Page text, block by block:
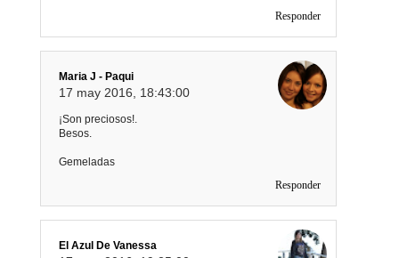
Responder
Maria J - Paqui
17 may 2016, 18:43:00
¡Son preciosos!.
Besos.
Gemeladas
Responder
El Azul De Vanessa